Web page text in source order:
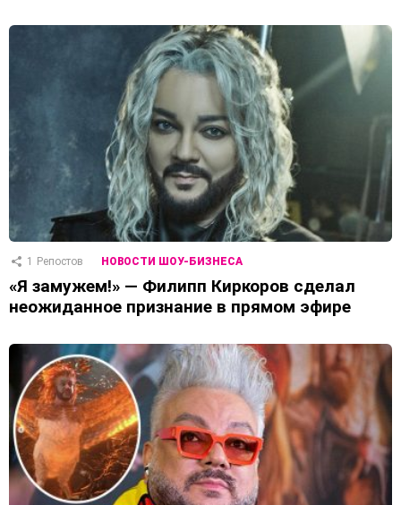
1 Репостов НОВОСТИ ШОУ-БИЗНЕСА
«Я замужем!» — Филипп Киркоров сделал
неожиданное признание в прямом эфире